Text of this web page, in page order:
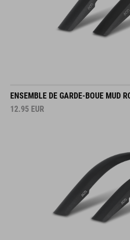
ENSEMBLE DE GARDE-BOUE MUD
12.95 EUR